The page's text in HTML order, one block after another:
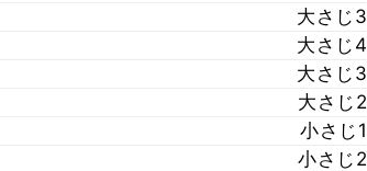
大さじ3
大さじ4
大さじ3
大さじ2
小さじ1
小さじ2